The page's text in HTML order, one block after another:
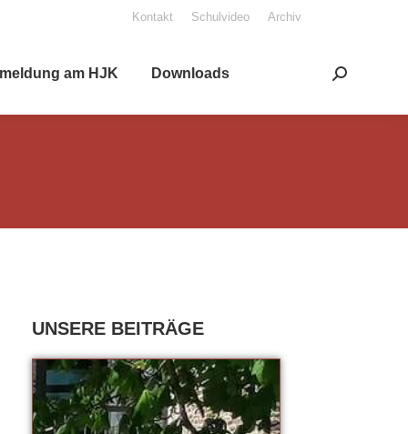
Kon­takt Schul­vi­deo Archiv
am HJK Down­loads Search: